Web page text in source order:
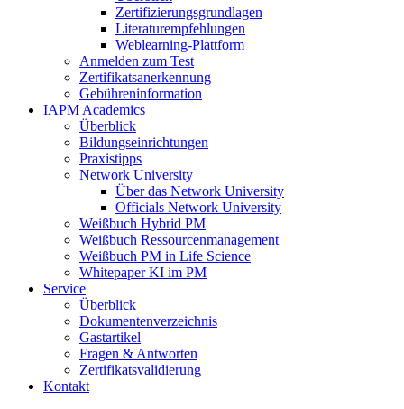
Zertifizierungsgrundlagen
Literaturempfehlungen
Weblearning-Plattform
Anmelden zum Test
Zertifikatsanerkennung
Gebühreninformation
IAPM Academics
Überblick
Bildungseinrichtungen
Praxistipps
Network University
Über das Network University
Officials Network University
Weißbuch Hybrid PM
Weißbuch Ressourcenmanagement
Weißbuch PM in Life Science
Whitepaper KI im PM
Service
Überblick
Dokumentenverzeichnis
Gastartikel
Fragen & Antworten
Zertifikatsvalidierung
Kontakt